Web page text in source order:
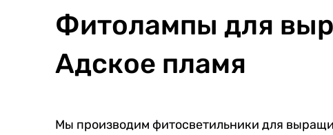
Фитолампы для
Адское пламя
Мы производим фитосветильники для